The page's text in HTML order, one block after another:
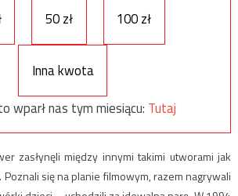
50 zł 100 zł
Inna kwota
wparł nas tym miesiącu: Tutaj
zasłynęli między innymi takimi utworami jak
Poznali się na planie filmowym, razem nagrywali